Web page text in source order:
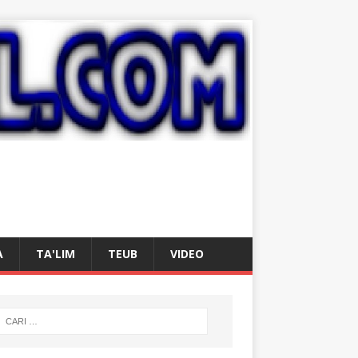
TA'LIM TEUB VIDEO